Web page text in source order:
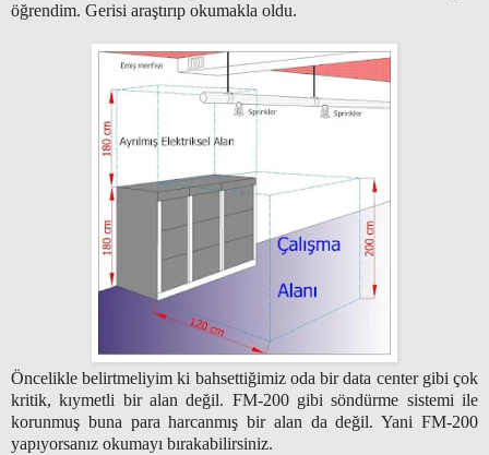
öğrendim. Gerisi araştırıp okumakla oldu.
Öncelikle belirtmeliyim ki bahsettiğimiz oda bir data center gibi çok
kritik, kıymetli bir alan değil. FM-200 gibi söndürme sistemi ile
korunmuş buna para harcanmış bir alan da değil. Yani FM-200
yapıyorsanız okumayı bırakabilirsiniz.